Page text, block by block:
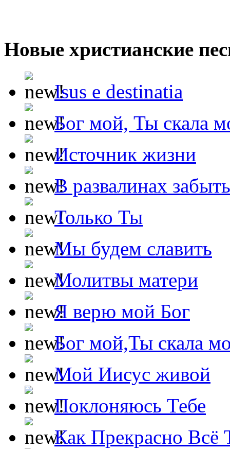
Новые христианские
Isus e destinatia
Бог мой, Ты скала
Источник жизни
В развалинах
Только Ты
Мы будем славить
Молитвы матери
Я верю мой Бог
Бог мой,Ты скала
Мой Иисус живой
Поклоняюсь Тебе
Как Прекрасно Всё